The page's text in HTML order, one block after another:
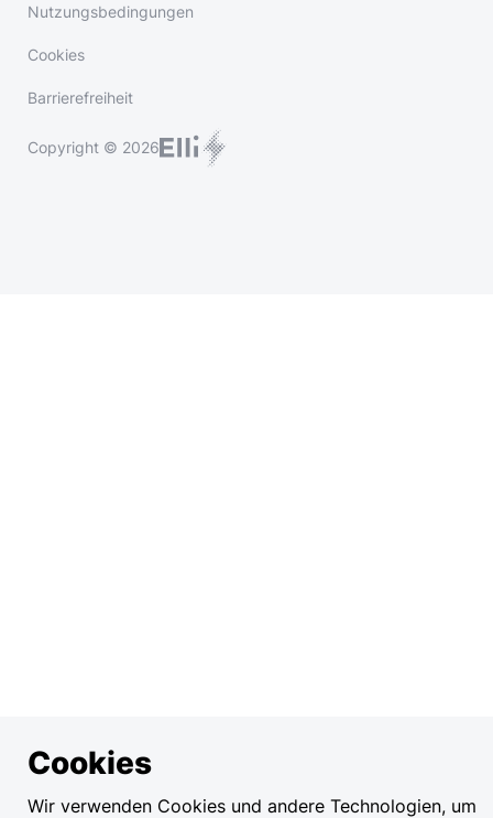
Nutzungsbedingungen
Cookies
Barrierefreiheit
Copyright © 2026
Cookies
Wir verwenden Cookies und andere Technologien, um